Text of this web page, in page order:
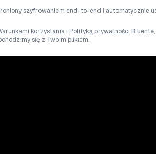
szyfrowaniem end-to-end i automatycznie
korzystania i Polityką prywatności
się z Twoim plikiem.